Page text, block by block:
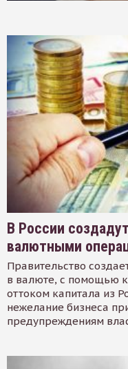
В России
валютными
Правительство
в валюте, с помощью
оттоком капитала из
нежелание бизнеса
предупреждениям